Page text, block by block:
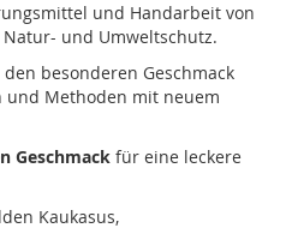
und Handarbeit von
und Umweltschutz.
besonderen Geschmack
Methoden mit neuem
Geschmack für eine leckere
Kaukasus,